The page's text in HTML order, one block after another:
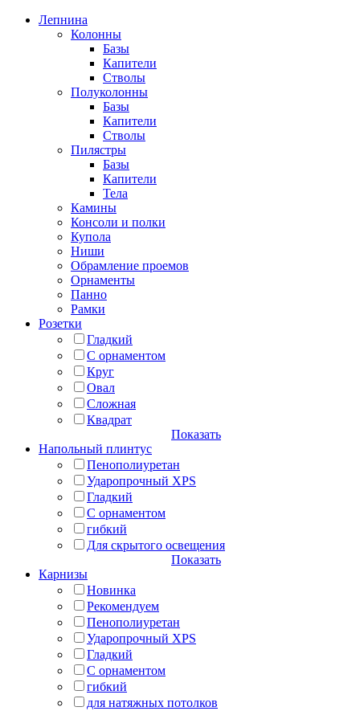
Лепнина
Колонны
Базы
Капители
Стволы
Полуколонны
Базы
Капители
Стволы
Пилястры
Базы
Капители
Тела
Камины
Консоли и полки
Купола
Ниши
Обрамление проемов
Орнаменты
Панно
Рамки
Розетки
Гладкий
С орнаментом
Круг
Овал
Сложная
Квадрат
Показать
Напольный плинтус
Пенополиуретан
Ударопрочный XPS
Гладкий
С орнаментом
гибкий
Для скрытого освещения
Показать
Карнизы
Новинка
Рекомендуем
Пенополиуретан
Ударопрочный XPS
Гладкий
С орнаментом
гибкий
для натяжных потолков